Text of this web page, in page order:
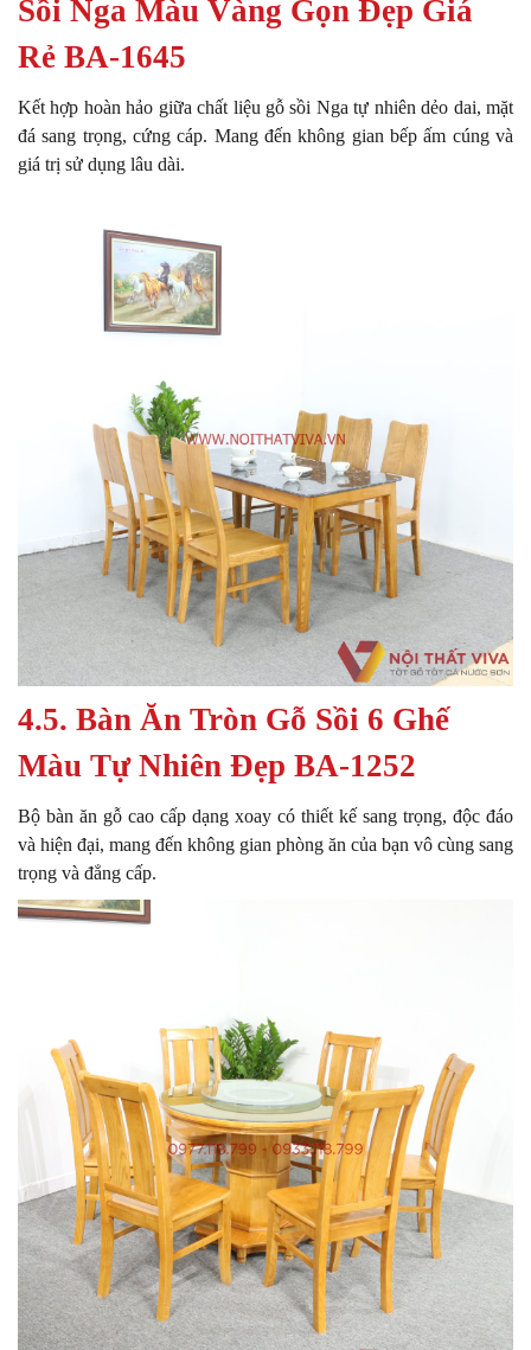
Sồi Nga Màu Vàng Gọn Đẹp Giá
Rẻ BA-1645
Kết hợp hoàn hảo giữa chất liệu gỗ sồi Nga tự nhiên dẻo dai, mặt
đá sang trọng, cứng cáp. Mang đến không gian bếp ấm cúng và
giá trị sử dụng lâu dài.
4.5. Bàn Ăn Tròn Gỗ Sồi 6 Ghế
Màu Tự Nhiên Đẹp BA-1252
Bộ bàn ăn gỗ cao cấp dạng xoay có thiết kế sang trọng, độc đáo
và hiện đại, mang đến không gian phòng ăn của bạn vô cùng sang
trọng và đẳng cấp.